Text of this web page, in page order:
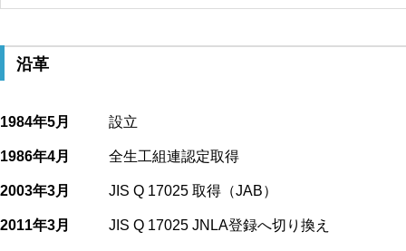
沿革
1984年5月 設立
1986年4月 全生工組連認定取得
2003年3月 JIS Q 17025 取得（JAB）
2011年3月 JIS Q 17025 JNLA登録へ切り換え